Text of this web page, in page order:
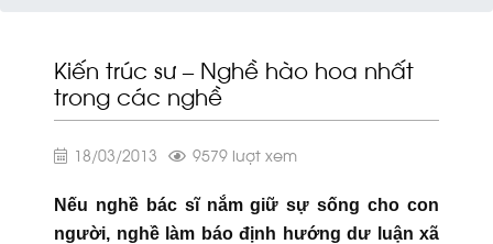
Kiến trúc sư – Nghề hào hoa nhất
trong các nghề
18/03/2013 9579 lượt xem
Nếu nghề bác sĩ nắm giữ sự sống cho con
người, nghề làm báo định hướng dư luận xã